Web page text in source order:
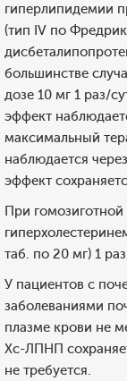
гиперлипидемии
(тип IV по
большинстве
дозе 10 мг 1 раз/
эффект
максимальный
наблюдается
эффект
При
таб. по 20 мг) 1
У пациентов с
заболеваниями
плазме крови не
Хс-ЛПНП
не требуется.